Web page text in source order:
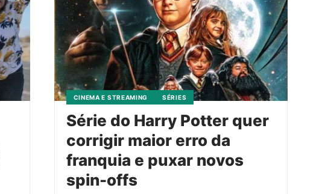
CINEMA E STREAMING SÉRIES
Série do Harry Potter quer
corrigir maior erro da
franquia e puxar novos
spin-offs